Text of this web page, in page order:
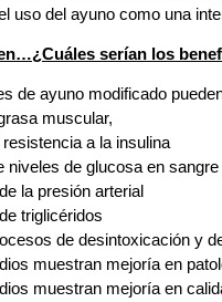
uso del ayuno como una
serían los
de ayuno modificado
muscular,
a la insulina
niveles de glucosa en
la presión arterial
triglicéridos
de desintoxicación y
muestran mejoría en
muestran mejoría en